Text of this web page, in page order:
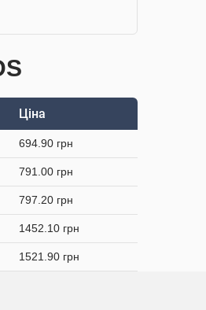
Ціна
694.90 грн
791.00 грн
797.20 грн
1452.10 грн
1521.90 грн